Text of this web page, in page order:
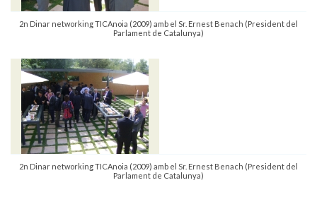
2n Dinar networking TICAnoia (2009) amb el Sr. Ernest Benach (President del
Parlament de Catalunya)
2n Dinar networking TICAnoia (2009) amb el Sr. Ernest Benach (President del
Parlament de Catalunya)